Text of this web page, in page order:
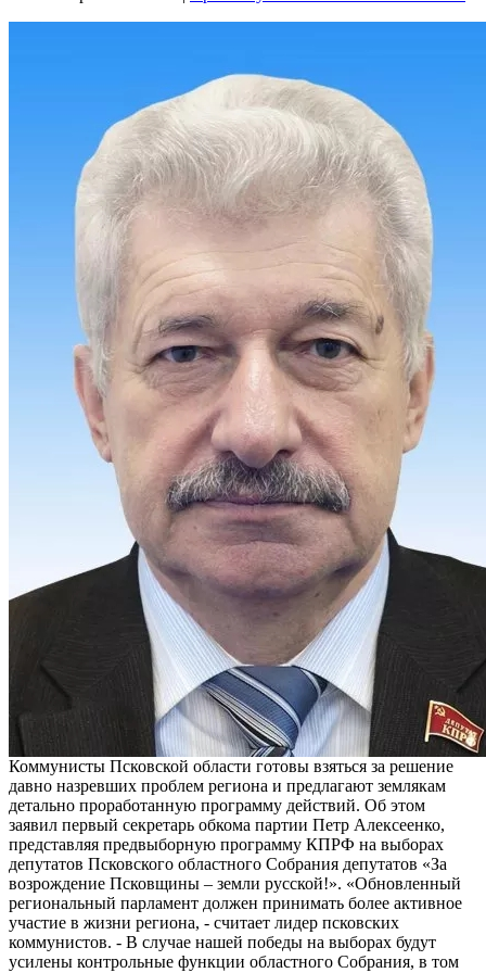
Коммунисты Псковской области готовы взяться за решение
давно назревших проблем региона и предлагают землякам
детально проработанную программу действий. Об этом
заявил первый секретарь обкома партии Петр Алексеенко,
представляя предвыборную программу КПРФ на выборах
депутатов Псковского областного Собрания депутатов «За
возрождение Псковщины – земли русской!». «Обновленный
региональный парламент должен принимать более активное
участие в жизни региона, - считает лидер псковских
коммунистов. - В случае нашей победы на выборах будут
усилены контрольные функции областного Собрания, в том